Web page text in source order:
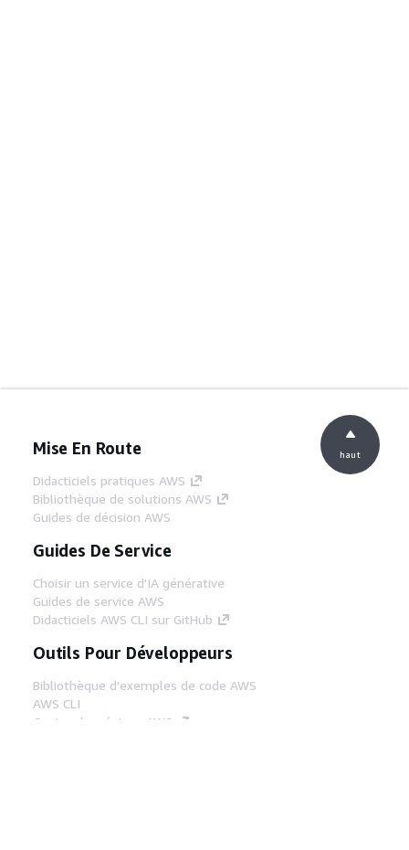
Mise En Route
Didacticiels pratiques AWS
Bibliothèque de solutions AWS
Guides de décision AWS
Guides De Service
Choisir un service d'IA générative
Guides de service AWS
Didacticiels AWS CLI sur GitHub
Outils Pour Développeurs
Bibliothèque d'exemples de code AWS
AWS CLI
Centre de créateur AWS
haut